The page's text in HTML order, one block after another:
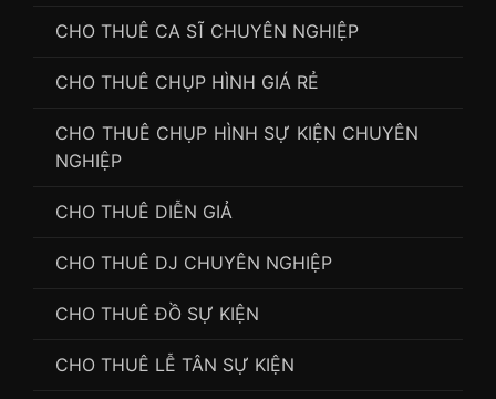
CHO THUÊ CA SĨ CHUYÊN NGHIỆP
CHO THUÊ CHỤP HÌNH GIÁ RẺ
CHO THUÊ CHỤP HÌNH SỰ KIỆN CHUYÊN
NGHIỆP
CHO THUÊ DIỄN GIẢ
CHO THUÊ DJ CHUYÊN NGHIỆP
CHO THUÊ ĐỒ SỰ KIỆN
CHO THUÊ LỄ TÂN SỰ KIỆN